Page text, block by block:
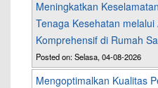
Meningkatkan
Tenaga Kesehatan melalui
Komprehensif di Rumah
Posted on: Selasa, 04-08-2026
Mengoptimalkan Kualitas